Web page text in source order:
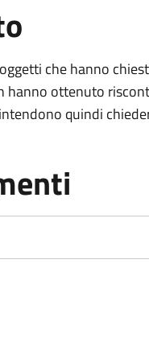
che hanno
hanno ottenuto
quindi